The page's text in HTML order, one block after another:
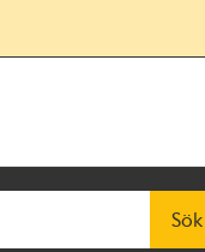
Sök